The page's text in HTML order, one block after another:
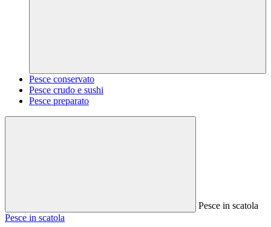
Pesce conservato
Pesce crudo e sushi
Pesce preparato
Pesce in scatola
Pesce in scatola